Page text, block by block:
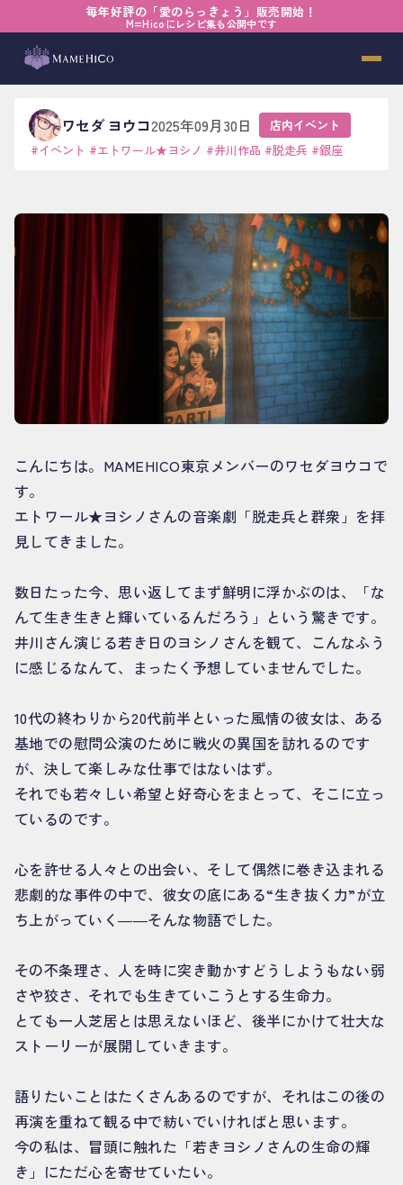
毎年好評の「愛のらっきょう」販売開始！
M=Hicoにレシピ集も公開中です
› 店内イベント › 生命の輝きに触れて
生命の輝きに触れて
ワセダ ヨウコ2025年09月30日
店内イベント
#イベント #エトワール★ヨシノ #井川作品 #脱走兵 #銀座
こんにちは。MAMEHICO東京メンバーのワセダヨウコで
す。
エトワール★ヨシノさんの音楽劇「脱走兵と群衆」を拝
見してきました。
数日たった今、思い返してまず鮮明に浮かぶのは、「な
んて生き生きと輝いているんだろう」という驚きです。
井川さん演じる若き日のヨシノさんを観て、こんなふう
に感じるなんて、まったく予想していませんでした。
10代の終わりから20代前半といった風情の彼女は、ある
基地での慰問公演のために戦火の異国を訪れるのです
が、決して楽しみな仕事ではないはず。
それでも若々しい希望と好奇心をまとって、そこに立っ
ているのです。
心を許せる人々との出会い、そして偶然に巻き込まれる
悲劇的な事件の中で、彼女の底にある“生き抜く力”が立
ち上がっていく――そんな物語でした。
その不条理さ、人を時に突き動かすどうしようもない弱
さや狡さ、それでも生きていこうとする生命力。
とても一人芝居とは思えないほど、後半にかけて壮大な
ストーリーが展開していきます。
語りたいことはたくさんあるのですが、それはこの後の
再演を重ねて観る中で紡いでいければと思います。
今の私は、冒頭に触れた「若きヨシノさんの生命の輝
き」にただ心を寄せていたい。